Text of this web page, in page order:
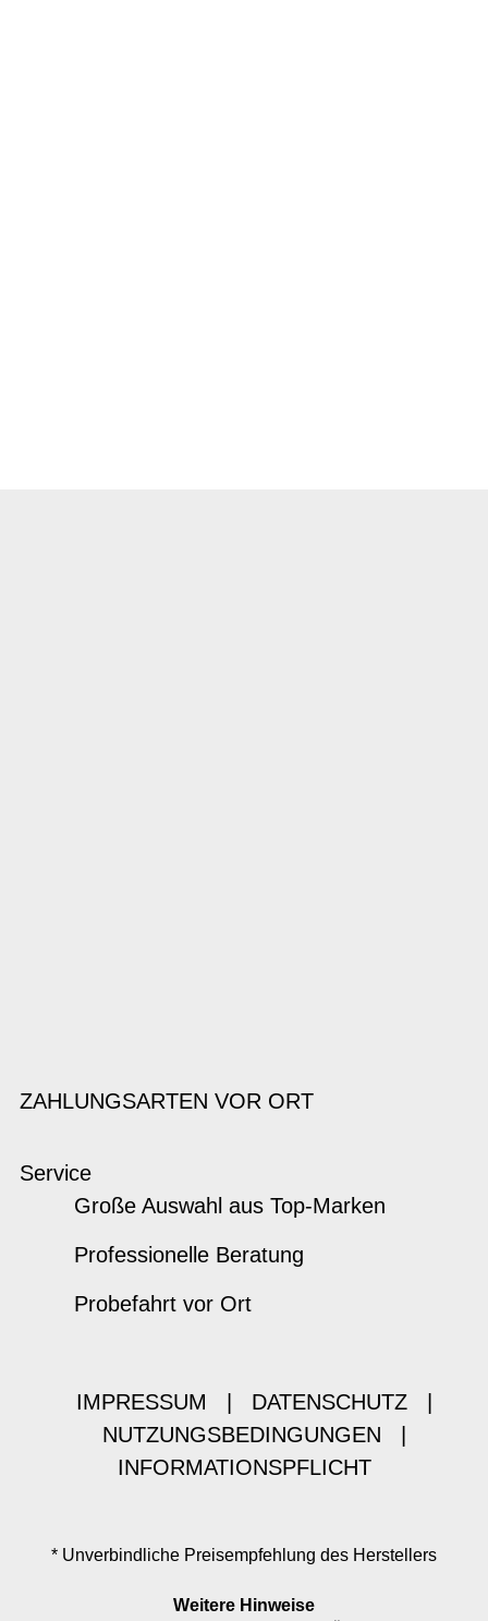
ZAHLUNGSARTEN VOR ORT
Service
Große Auswahl aus Top-Marken
Professionelle Beratung
Probefahrt vor Ort
IMPRESSUM DATENSCHUTZ
NUTZUNGSBEDINGUNGEN
INFORMATIONSPFLICHT
* Unverbindliche Preisempfehlung des Herstellers
Weitere Hinweise